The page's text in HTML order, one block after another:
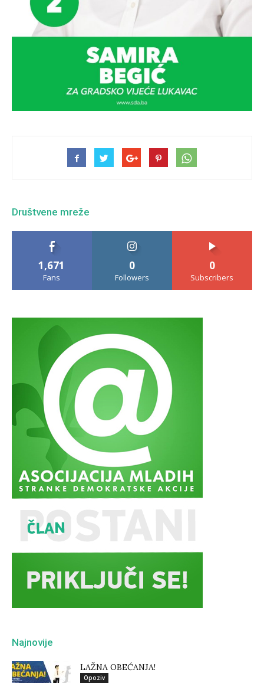
Društvene mreže
1,671
Fans
0
Followers
0
Subscribers
Najnovije
LAŽNA OBEĆANJA!
Opoziv